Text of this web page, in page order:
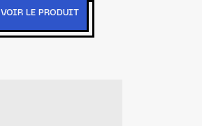
VOIR LE PRODUIT